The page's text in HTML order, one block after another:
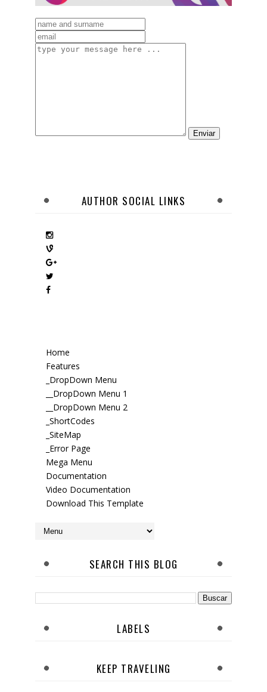
AUTHOR SOCIAL LINKS
Home
Features
_DropDown Menu
__DropDown Menu 1
__DropDown Menu 2
_ShortCodes
_SiteMap
_Error Page
Mega Menu
Documentation
Video Documentation
Download This Template
SEARCH THIS BLOG
LABELS
KEEP TRAVELING